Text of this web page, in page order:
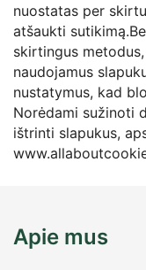
nuostatas per
atšaukti
skirtingus
naudojamus
nustatymus, kad
Norėdami sužinoti
ištrinti slapukus,
Apie mus